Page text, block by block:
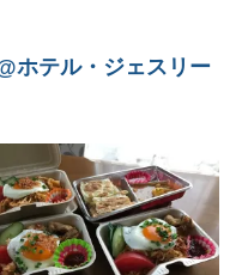
ホテル・ジェスリー